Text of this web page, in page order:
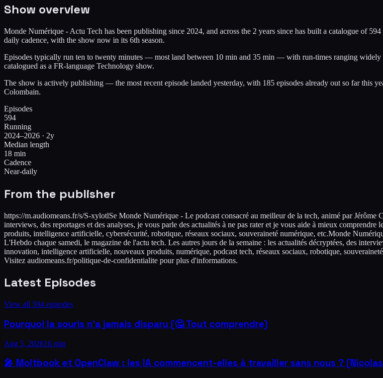
Show overview
Monde Numérique - Actu Tech has been publishing since 2024, and across the 2 years since has built a catalogue of
daily cadence, with the show now in its 6th season.
Episodes typically run ten to twenty minutes — most land between 10 min and 35 min — with run-times ranging widely
catalogued as a FR-language Technology show.
The show is actively publishing — the most recent episode landed yesterday, with 185 episodes already out so far this
Colombain.
Episodes
594
Running
2024–2026 · 2y
Median length
18 min
Cadence
Near-daily
From the publisher
https://m.audiomeans.fr/s/S-xylotlSe Monde Numérique - Le podcast consacré au meilleur de la tech, animé par
interviews, des reportages et des analyses, je vous parle des actualités à ne pas rater et je vous aide à mieux
produits, intelligence artificielle, cybersécurité, robotique, réseaux sociaux, souveraineté numérique, etc.Monde
L'Hebdo chaque samedi, le magazine de l'actu tech. Les autres jours de la semaine : les actualités décryptées, des
innovation, intelligence artificielle, nouveaux produits, numérique, podcast tech, réseaux sociaux, robotique,
Visitez audiomeans.fr/politique-de-confidentialite pour plus d'informations.
Latest Episodes
View all 594 episodes
Pourquoi la souris n'a jamais disparu (🤔 Tout comprendre)
Aug 5, 202616 min
🎤 Moltbook et OpenClaw : les IA commencent-elles à travailler sans nous ? (Nicolas